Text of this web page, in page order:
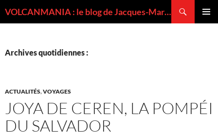
VOLCANMANIA : le blog de Jacques-Marie BARDINTZEFF, volcanologue
Archives quotidiennes :
ACTUALITÉS,VOYAGES
JOYA DE CEREN, LA POMPÉI
DU SALVADOR